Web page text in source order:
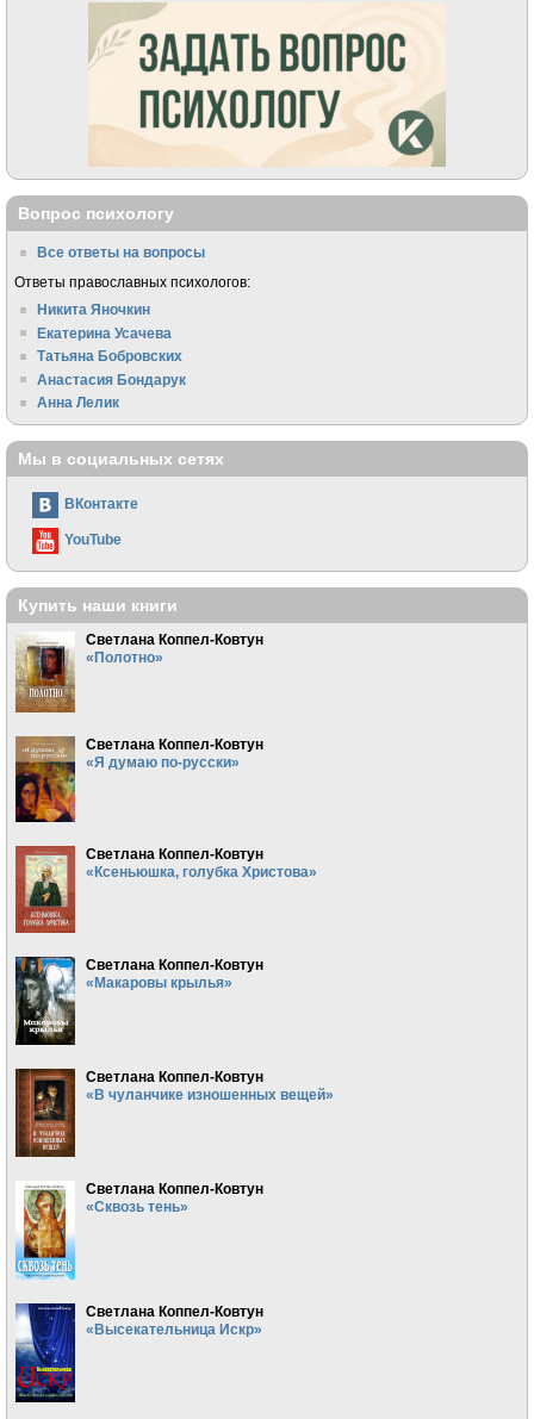
Вопрос психологу
Все ответы на вопросы
Ответы православных психологов:
Никита Яночкин
Екатерина Усачева
Татьяна Бобровских
Анастасия Бондарук
Анна Лелик
Мы в социальных сетях
ВКонтакте
YouTube
Купить наши книги
Светлана Коппел-Ковтун
«Полотно»
Светлана Коппел-Ковтун
«Я думаю по-русски»
Светлана Коппел-Ковтун
«Ксеньюшка, голубка Христова»
Светлана Коппел-Ковтун
«Макаровы крылья»
Светлана Коппел-Ковтун
«В чуланчике изношенных вещей»
Светлана Коппел-Ковтун
«Сквозь тень»
Светлана Коппел-Ковтун
«Высекательница Искр»